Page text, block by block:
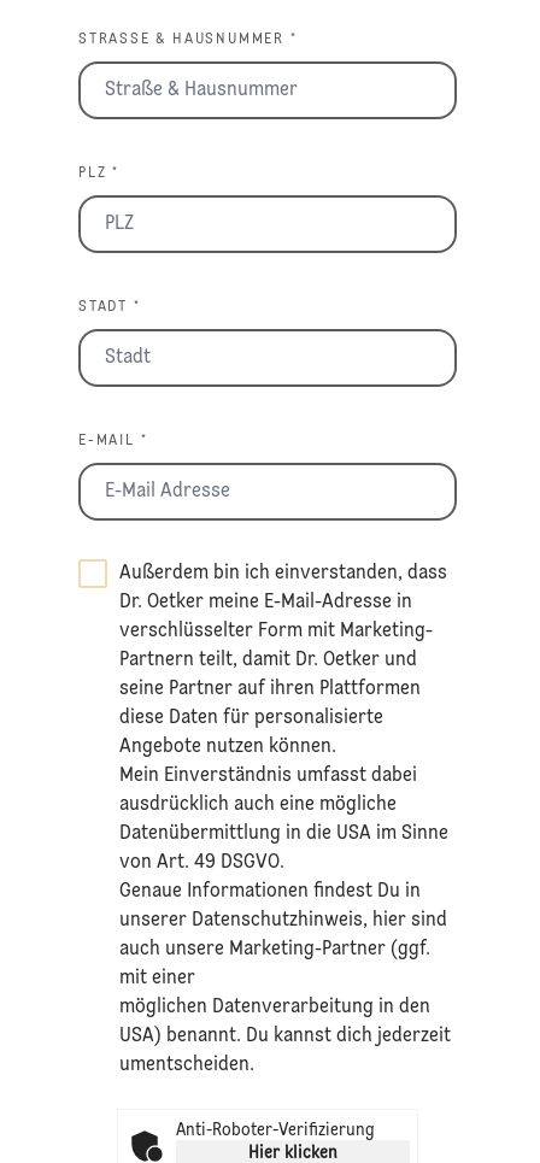
STRASSE & HAUSNUMMER *
PLZ *
STADT *
E-MAIL *
Außerdem bin ich einverstanden, dass
Dr. Oetker meine E-Mail-Adresse in
verschlüsselter Form mit Marketing-
Partnern teilt, damit Dr. Oetker und
seine Partner auf ihren Plattformen
diese Daten für personalisierte
Angebote nutzen können.
Mein Einverständnis umfasst dabei
ausdrücklich auch eine mögliche
Datenübermittlung in die USA im Sinne
von Art. 49 DSGVO.​
​Genaue Informationen findest Du in
unserer Datenschutzhinweis, hier sind
auch unsere Marketing-Partner (ggf.
mit einer
möglichen Datenverarbeitung in den
USA) benannt. Du kannst dich jederzeit
umentscheiden.
Anti-Roboter-Verifizierung
Hier klicken